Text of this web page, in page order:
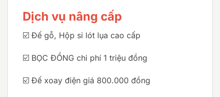
Dịch vụ nâng cấp
☑️ Đế gỗ, Hộp si lót lụa cao cấp
☑️ BỌC ĐỒNG chi phí 1 triệu đồng
☑️ Đế xoay điện giá 800.000 đồng